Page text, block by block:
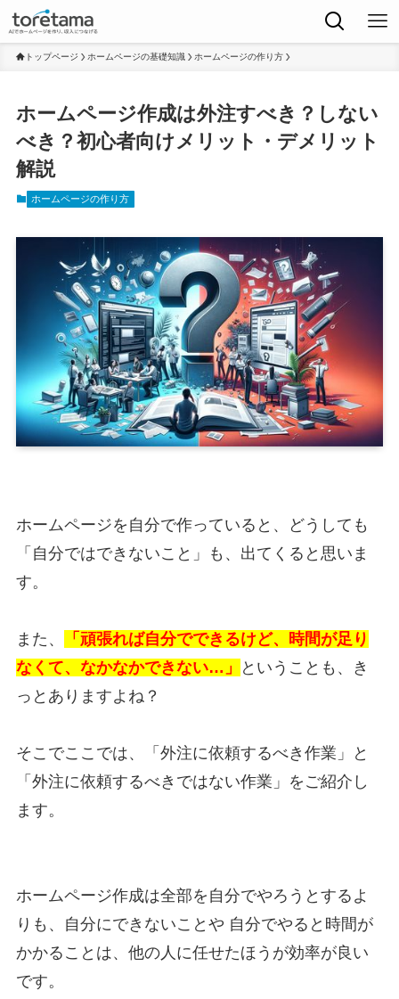
トップページ ホームページの基礎知識 ホームページの作り方
ホームページ作成は外注すべき？しない
べき？初心者向けメリット・デメリット
解説
ホームページの作り方
ホームページを自分で作っていると、どうしても
「自分ではできないこと」も、出てくると思いま
す。
また、
「頑張れば自分でできるけど、時間が足り
なくて、なかなかできない…」
ということも、き
っとありますよね？
そこでここでは、「外注に依頼するべき作業」と
「外注に依頼するべきではない作業」をご紹介し
ます。
ホームページ作成は全部を自分でやろうとするよ
りも、自分にできないことや 自分でやると時間が
かかることは、他の人に任せたほうが効率が良い
です。